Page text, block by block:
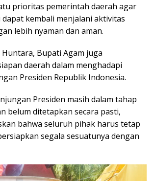
prioritas pemerintah daerah agar
kembali menjalani aktivitas
lebih nyaman dan aman.
Bupati Agam juga
daerah dalam menghadapi
Presiden Republik Indonesia.
Presiden masih dalam tahap
belum ditetapkan secara pasti,
bahwa seluruh pihak harus tetap
segala sesuatunya dengan